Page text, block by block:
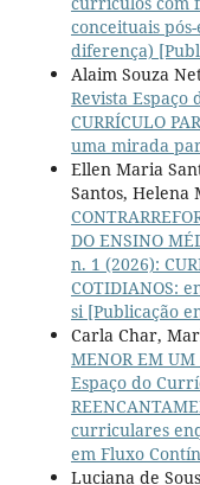
conceituais
diferença)
Alaim Souza
Revista Espaço
CURRÍCULO
uma mirada
Ellen Maria
Santos, Helena
DO ENSINO
n. 1 (2026):
COTIDIANOS:
si [Publicação
Carla Char,
MENOR EM UM
Espaço do
curriculares
em Fluxo
Luciana de